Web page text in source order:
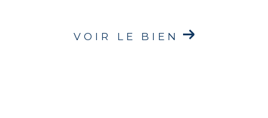
VOIR LE BIEN